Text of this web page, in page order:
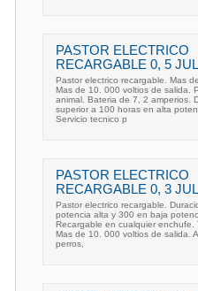
PASTOR ELECTRICO
RECARGABLE 0, 5
Pastor electrico recargable. Mas
Mas de 10. 000 voltios de salida.
animal. Bateria de 7, 2 amperios.
superior a 100 horas en alta
Servicio tecnico p
PASTOR ELECTRICO
RECARGABLE 0, 3
Pastor electrico recargable.
potencia alta y 300 en baja
Recargable en cualquier enchufe.
Mas de 10. 000 voltios de salida.
perros,